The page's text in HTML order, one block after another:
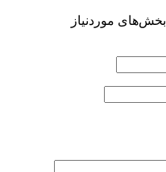
بخش‌های موردنیاز